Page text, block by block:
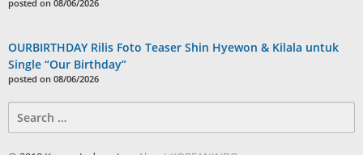
posted on 08/06/2026
OURBIRTHDAY Rilis Foto Teaser Shin Hyewon & Kilala untuk
Single “Our Birthday”
posted on 08/06/2026
for: